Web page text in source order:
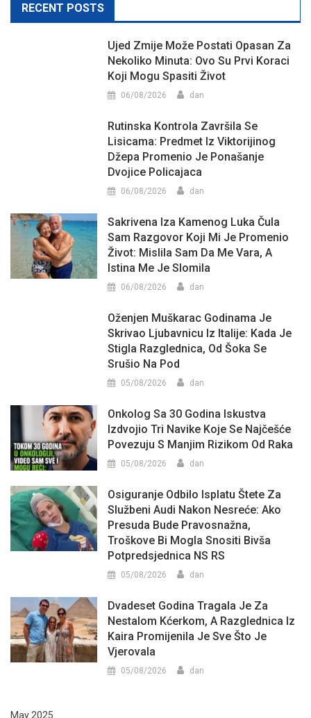
RECENT POSTS
Ujed Zmije Može Postati Opasan Za
Nekoliko Minuta: Ovo Su Prvi Koraci
Koji Mogu Spasiti Život
06/08/2026 dan
Rutinska Kontrola Završila Se
Lisicama: Predmet Iz Viktorijinog
Džepa Promenio Je Ponašanje
Dvojice Policajaca
06/08/2026 dan
Sakrivena Iza Kamenog Luka Čula
Sam Razgovor Koji Mi Je Promenio
Život: Mislila Sam Da Me Vara, A
Istina Me Je Slomila
06/08/2026 dan
Oženjen Muškarac Godinama Je
Skrivao Ljubavnicu Iz Italije: Kada Je
Stigla Razglednica, Od Šoka Se
Srušio Na Pod
05/08/2026 dan
Onkolog Sa 30 Godina Iskustva
Izdvojio Tri Navike Koje Se Najčešće
Povezuju S Manjim Rizikom Od Raka
05/08/2026 dan
Osiguranje Odbilo Isplatu Štete Za
Službeni Audi Nakon Nesreće: Ako
Presuda Bude Pravosnažna,
Troškove Bi Mogla Snositi Bivša
Potpredsjednica NS RS
05/08/2026 dan
Dvadeset Godina Tragala Je Za
Nestalom Kćerkom, A Razglednica Iz
Kaira Promijenila Je Sve Što Je
Vjerovala
05/08/2026 dan
May 2025